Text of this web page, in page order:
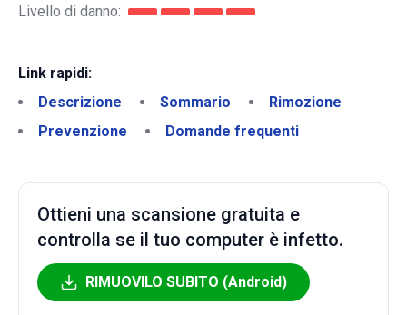
Livello di danno:
Link rapidi:
Descrizione
Sommario
Rimozione
Prevenzione
Domande frequenti
Ottieni una scansione gratuita e
controlla se il tuo computer è infetto.
RIMUOVILO SUBITO (Android)